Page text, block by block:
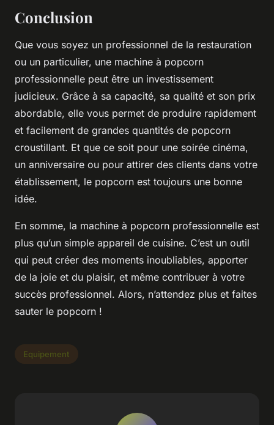
Conclusion
Que vous soyez un professionnel de la restauration
ou un particulier, une machine à popcorn
professionnelle peut être un investissement
judicieux. Grâce à sa capacité, sa qualité et son prix
abordable, elle vous permet de produire rapidement
et facilement de grandes quantités de popcorn
croustillant. Et que ce soit pour une soirée cinéma,
un anniversaire ou pour attirer des clients dans votre
établissement, le popcorn est toujours une bonne
idée.
En somme, la machine à popcorn professionnelle est
plus qu’un simple appareil de cuisine. C’est un outil
qui peut créer des moments inoubliables, apporter
de la joie et du plaisir, et même contribuer à votre
succès professionnel. Alors, n’attendez plus et faites
sauter le popcorn !
Equipement